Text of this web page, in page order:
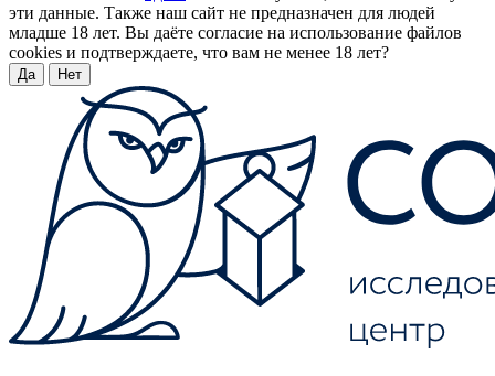
эти данные. Также наш сайт не предназначен для людей
младше 18 лет. Вы даёте согласие на использование файлов
cookies и подтверждаете, что вам не менее 18 лет?
Да Нет